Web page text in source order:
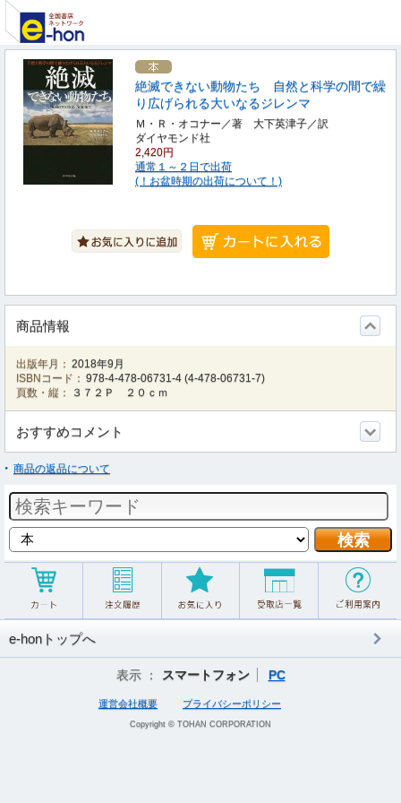
絶滅できない動物たち 自然と科学の間で繰
り広げられる大いなるジレンマ
Ｍ・Ｒ・オコナー／著 大下英津子／訳
ダイヤモンド社
2,420円
通常１～２日で出荷
(！お盆時期の出荷について！)
商品情報
出版年月： 2018年9月
ISBNコード： 978-4-478-06731-4 (4-478-06731-7)
頁数・縦：
３７２Ｐ ２０ｃｍ
おすすめコメント
商品の返品について
e-honトップへ
表示 ： スマートフォン PC
運営会社概要 プライバシーポリシー
Copyright © TOHAN CORPORATION